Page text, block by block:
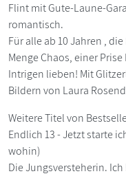
Flint mit Gute-Laune-
romantisch.
Für alle ab 10 Jahren ,
Menge Chaos, einer
Intrigen lieben! Mit
Bildern von Laura
Weitere Titel von
Endlich 13 - Jetzt starte
wohin)
Die Jungsversteherin.